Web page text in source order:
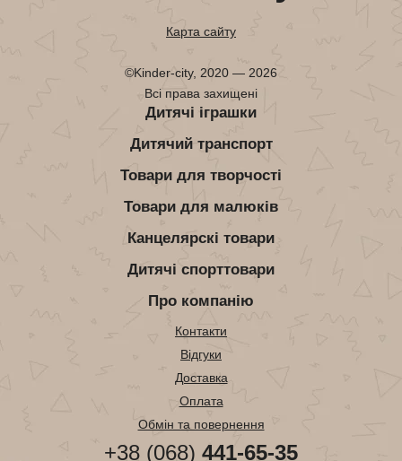
Карта сайту
©Kinder-city, 2020 — 2026
Всі права захищені
Дитячі іграшки
Дитячий транспорт
Товари для творчості
Товари для малюків
Канцелярскі товари
Дитячі спорттовари
Про компанію
Контакти
Відгуки
Доставка
Оплата
Обмін та повернення
+38 (068) 441-65-35